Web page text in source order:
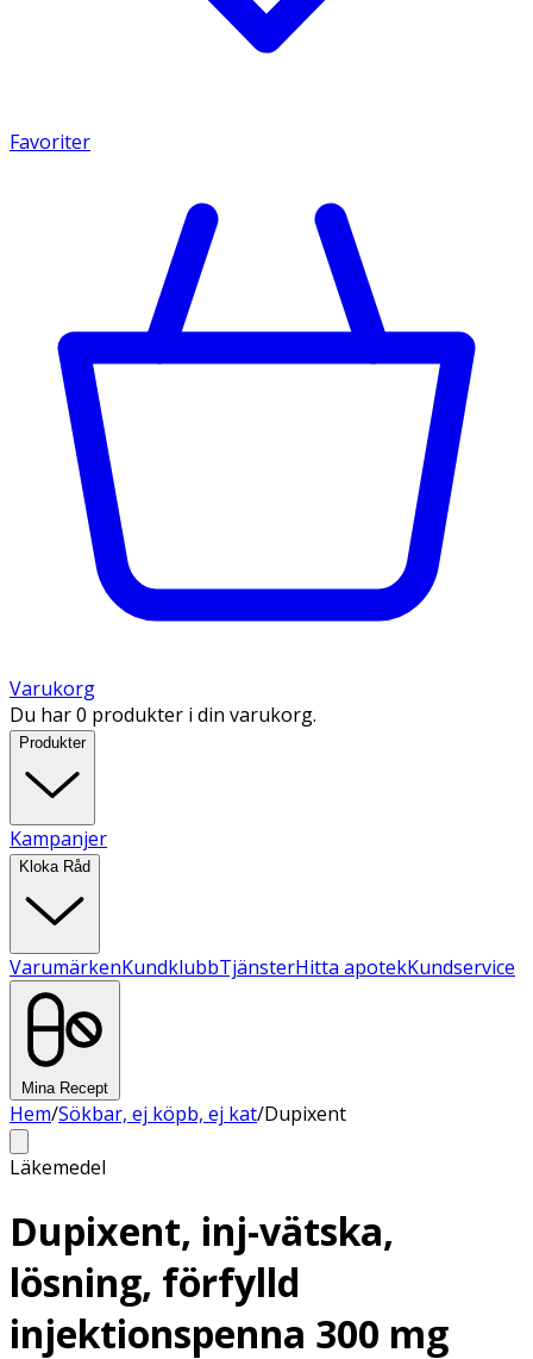
Favoriter
Varukorg
Du har 0 produkter i din varukorg.
Produkter
Kampanjer
Kloka Råd
VarumärkenKundklubbTjänsterHitta apotekKundservice
Mina Recept
Hem/Sökbar, ej köpb, ej kat/Dupixent
Läkemedel
Dupixent, inj-vätska,
lösning, förfylld
injektionspenna 300 mg